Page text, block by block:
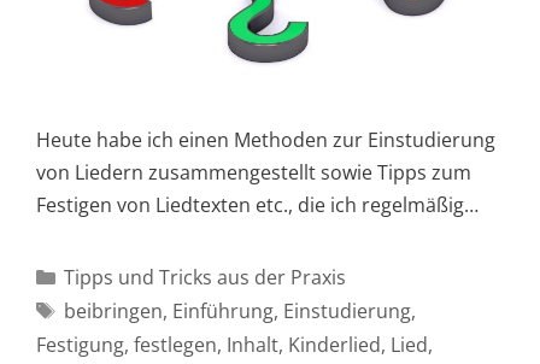
Heute habe ich einen Methoden zur Einstudierung
von Liedern zusammengestellt sowie Tipps zum
Festigen von Liedtexten etc., die ich regelmäßig…
Kategorien
Tipps und Tricks aus der Praxis
Schlagwörter
beibringen, Einführung, Einstudierung,
Festigung, festlegen, Inhalt, Kinderlied, Lied,